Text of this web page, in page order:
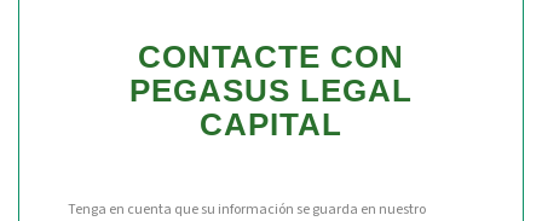
CONTACTE CON
PEGASUS LEGAL
CAPITAL
Tenga en cuenta que su información se guarda en nuestro